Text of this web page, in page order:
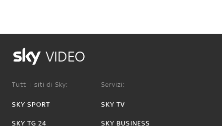
VIDEO
Tutti i siti di Sky:
SKY SPORT
SKY TG 24
Servizi:
SKY TV
SKY BUSINESS